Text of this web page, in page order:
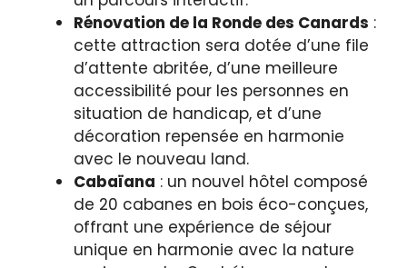
Rénovation de la Ronde des Canards :
cette attraction sera dotée d’une file
d’attente abritée, d’une meilleure
accessibilité pour les personnes en
situation de handicap, et d’une
décoration repensée en harmonie
avec le nouveau land.
Cabaïana : un nouvel hôtel composé
de 20 cabanes en bois éco-conçues,
offrant une expérience de séjour
unique en harmonie avec la nature